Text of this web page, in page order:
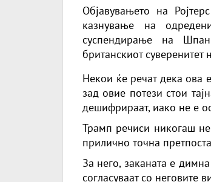
Објавувањето на
казнување на
суспендирање на
британскиот
Некои ќе речат дека ова
зад овие потези стои
дешифрираат, иако не е
Трамп речиси никогаш
прилично точна
За него, заканата е
согласуваат со неговите